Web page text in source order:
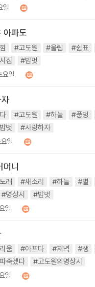
일
아파도
#고도원 #울림 #쉼표
집 #밥벗
일
#고도원 #하늘 #풍덩
벗 #사랑하자
일
니
래 #새소리 #하늘 #별
#명상시 #밥벗
일
움 #아프다 #저녁 #생
죽겠다 #고도원의명상시
일